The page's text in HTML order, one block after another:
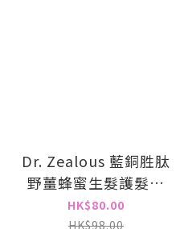
Dr. Zealous 藍銅胜肽
野薑蜂蜜生髮護髮素
500ml
HK$80.00
HK$98.00